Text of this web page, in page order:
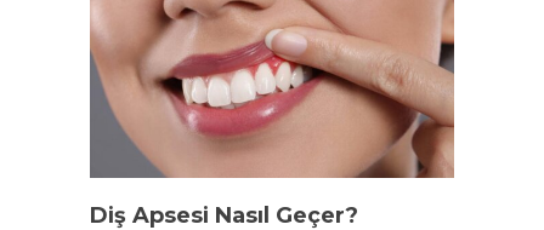
Diş Apsesi Nasıl Geçer?